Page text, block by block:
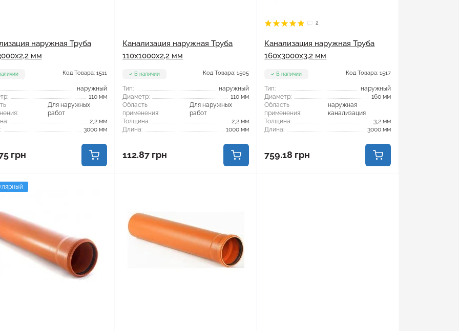
наружная Труба
мм
Код Товара: 1511
наружный
110 мм
Для наружных
работ
2,2 мм
3000 мм
грн
Канализация наружная Труба
110x1000x2,2 мм
В наличии Код Товара: 1505
Тип:
наружный
Диаметр:
110 мм
Область
применения:
Для наружных
работ
Толщина:
2,2 мм
Длина:
1000 мм
112.87 грн
2
Канализация наружная Труба
160x3000x3,2 мм
В наличии Код Товара: 1517
Тип:
наружный
Диаметр:
160 мм
Область
применения:
наружная
канализация
Толщина:
3,2 мм
Длина:
3000 мм
759.18 грн